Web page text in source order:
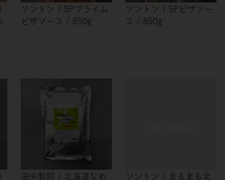
ソントン | SPプライム
ピザソース / 850g
ソントン | SPピザソー
ス / 850g
田中製餡 | 北海道なめ
ソントン | まるまる北